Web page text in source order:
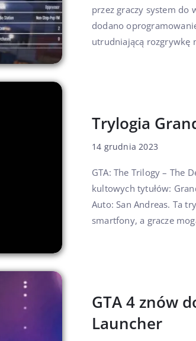
przez graczy system do
dodano
utrudniającą rozgrywkę
Trylogia
14 grudnia 2023
GTA: The Trilogy – The
kultowych tytułów:
Auto: San Andreas. Ta
smartfony, a gracze
GTA 4 znów
Launcher